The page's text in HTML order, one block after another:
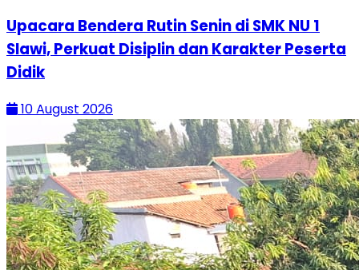
Upacara Bendera Rutin Senin di SMK NU 1
Slawi, Perkuat Disiplin dan Karakter Peserta
Didik
10 August 2026